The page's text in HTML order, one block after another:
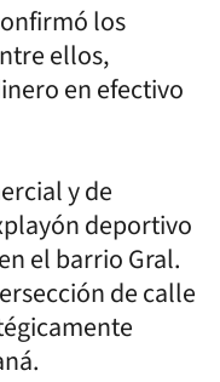
los
ellos,
en efectivo
y de
deportivo
el barrio Gral.
de calle